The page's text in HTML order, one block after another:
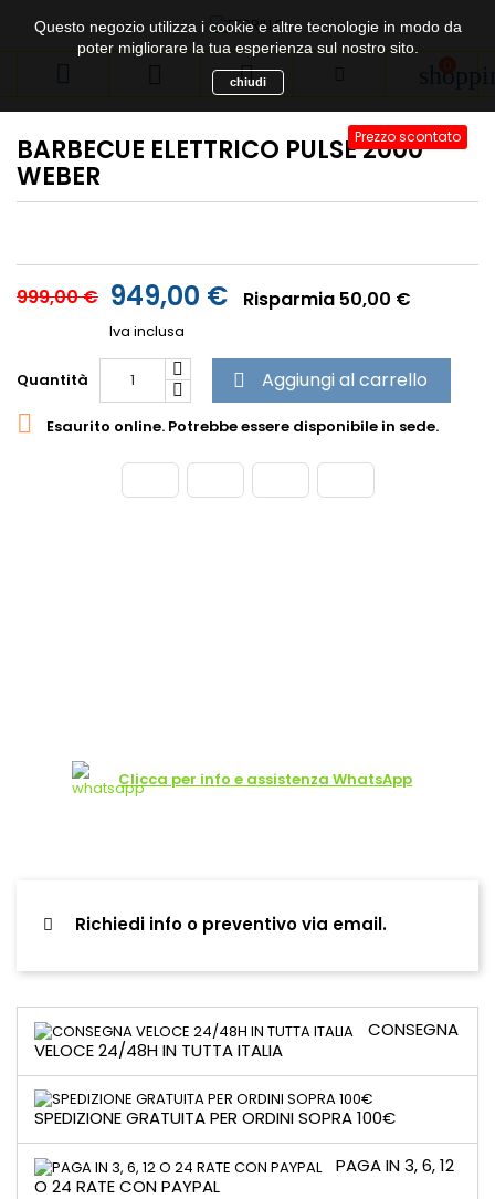
  
Prezzo scontato
BARBECUE ELETTRICO PULSE 2000
WEBER
999,00 € 949,00 € Risparmia 50,00 €
Iva inclusa
Quantità  Aggiungi al carrello
 Esaurito online. Potrebbe essere disponibile in sede.
Clicca per info e assistenza WhatsApp
Richiedi info o preventivo via email.
CONSEGNA
VELOCE 24/48H IN TUTTA ITALIA
SPEDIZIONE GRATUITA PER ORDINI SOPRA 100€
PAGA IN 3, 6, 12
O 24 RATE CON PAYPAL
Questo negozio utilizza i cookie e altre tecnologie in modo da
poter migliorare la tua esperienza sul nostro sito.
chiudi